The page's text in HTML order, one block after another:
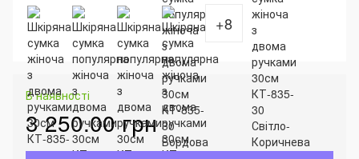
+8
В наявності
3 250.00 грн